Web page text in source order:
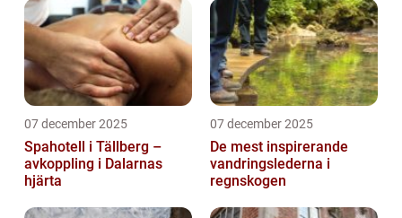
07 december 2025
Spahotell i Tällberg –
avkoppling i Dalarnas
hjärta
07 december 2025
De mest inspirerande
vandringslederna i
regnskogen